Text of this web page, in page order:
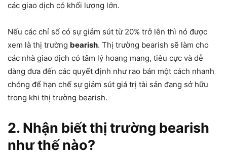
các giao dịch có khối lượng lớn.
Nếu các chỉ số có sự giảm sút từ 20% trở lên thì nó được
xem là thị trường bearish. Thị trường bearish sẽ làm cho
các nhà giao dịch có tâm lý hoang mang, tiêu cực và dễ
dàng đưa đến các quyết định như rao bán một cách nhanh
chóng để hạn chế sự giảm sút giá trị tài sản đang sở hữu
trong khi thị trường bearish.
2. Nhận biết thị trường bearish
như thế nào?